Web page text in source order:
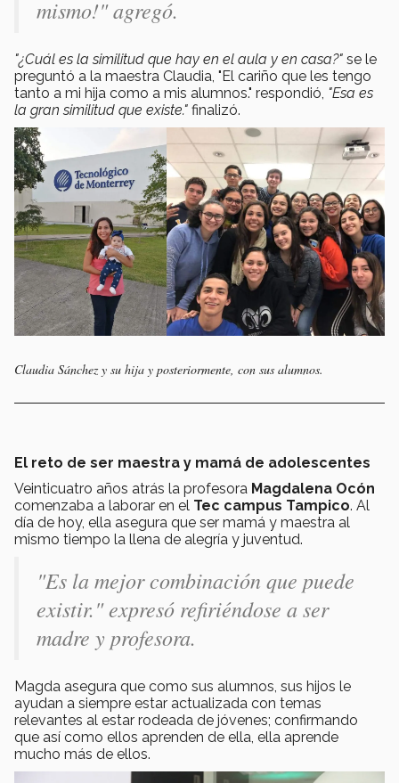
mismo!" agregó.
"¿Cuál es la similitud que hay en el aula y en casa?" se le
preguntó a la maestra Claudia, "El cariño que les tengo
tanto a mi hija como a mis alumnos." respondió, "Esa es
la gran similitud que existe." finalizó.
Claudia Sánchez y su hija y posteriormente, con sus alumnos.
El reto de ser maestra y mamá de adolescentes
Veinticuatro años atrás la profesora Magdalena Ocón
comenzaba a laborar en el Tec campus Tampico. Al
día de hoy, ella asegura que ser mamá y maestra al
mismo tiempo la llena de alegría y juventud.
"Es la mejor combinación que puede
existir." expresó refiriéndose a ser
madre y profesora.
Magda asegura que como sus alumnos, sus hijos le
ayudan a siempre estar actualizada con temas
relevantes al estar rodeada de jóvenes; confirmando
que así como ellos aprenden de ella, ella aprende
mucho más de ellos.